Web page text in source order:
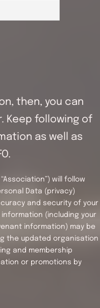
then, you can
Keep following of
as well as
will follow
Data (privacy)
and security of your
(including your
information) may be
the updated organisation
and membership
or promotions by